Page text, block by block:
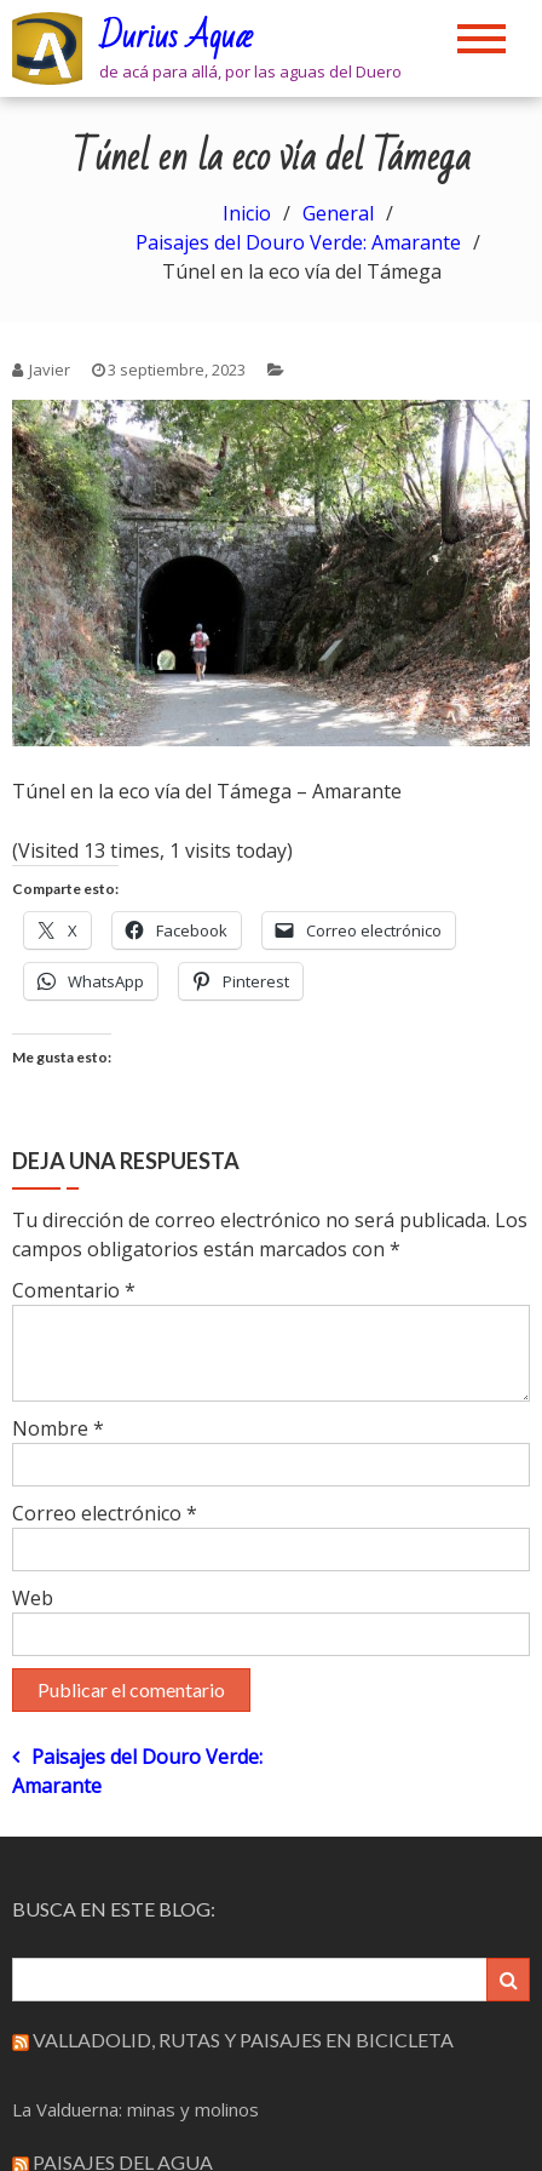
Skip
content
Durius Aquæ
de acá para allá, por las aguas del Duero
Túnel en la eco vía del Támega
Inicio
General
Paisajes del Douro Verde: Amarante
Túnel en la eco vía del Támega
Javier 3 septiembre, 2023
Túnel en la eco vía del Támega – Amarante
(Visited 13 times, 1 visits today)
Comparte esto:
X Facebook Correo electrónico
WhatsApp Pinterest
Me gusta esto:
DEJA UNA RESPUESTA
Tu dirección de correo electrónico no será publicada. Los
campos obligatorios están marcados con *
Comentario *
Nombre *
Correo electrónico *
Web
Navegación
Paisajes del Douro Verde:
Amarante
BUSCA EN ESTE BLOG:
VALLADOLID, RUTAS Y PAISAJES EN BICICLETA
La Valduerna: minas y molinos
PAISAJES DEL AGUA